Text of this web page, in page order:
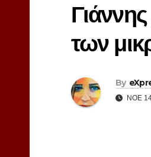
των
By
ΝΟΈ